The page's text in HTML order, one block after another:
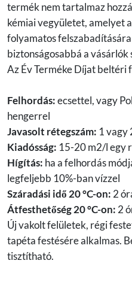
termék nem tartalmaz
kémiai vegyületet, amelyet
folyamatos
biztonságosabbá a
Az Év Terméke Díjat beltéri
Felhordás:ecsettel, vagy
hengerrel
Javasolt rétegszám: 1 vagy
Kiadósság: 15-20 m2/l egy
Hígítás: ha a felhordás
legfeljebb 10%-ban vízzel
Száradási idő 20 °C-on: 2
Átfesthetőség 20 °C-on: 2
Új vakolt felületek, régi
tapéta festésére alkalmas.
tisztítható.